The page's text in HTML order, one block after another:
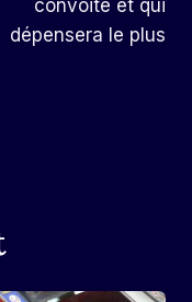
convoité et qui
dépensera le plus